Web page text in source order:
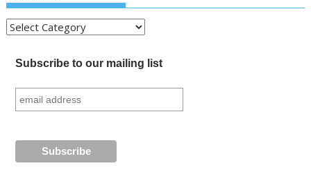
Kategori
Subscribe to our mailing list